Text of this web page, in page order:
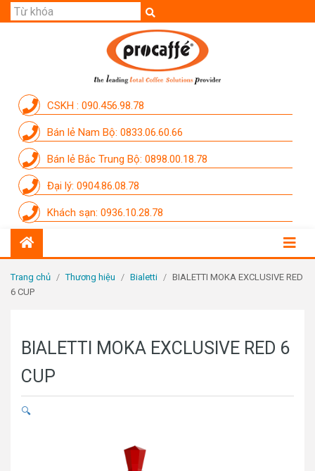
CSKH : 090.456.98.78
Bán lẻ Nam Bộ: 0833.06.60.66
Bán lẻ Bắc Trung Bộ: 0898.00.18.78
Đại lý: 0904.86.08.78
Khách sạn: 0936.10.28.78
DỊCH VỤ
CẨM NANG
THÀNH VIÊN PROCAFFE
KHUYẾN MÃI
SỰ KIỆN THƯƠNG HIỆU
LIÊN HỆ
Trang chủ / Thương hiệu / Bialetti / BIALETTI MOKA EXCLUSIVE RED
6 CUP
BIALETTI MOKA EXCLUSIVE RED 6
CUP
🔍